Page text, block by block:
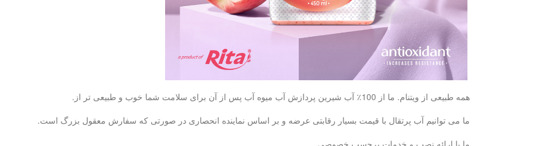
همه طبیعی از ویتنام. ما از 100٪ آب شیرین پردازش آب میوه آب پس از آن برای سلامت شما خوب و طبیعی تر از.
ما می توانیم آب پرتقال با قیمت بسیار رقابتی عرضه و بر اساس نماینده انحصاری در صورتی که سفارش معقول بزرگ است.